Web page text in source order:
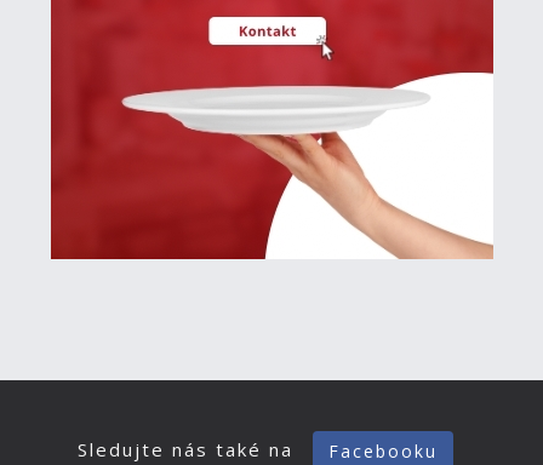
Sledujte nás také na Facebooku